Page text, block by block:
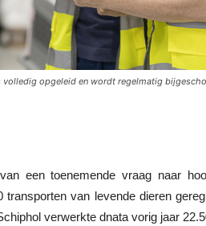
opgeleid en wordt regelmatig
een toenemende vraag naar
transporten van levende dieren
verwerkte dnata vorig jaar